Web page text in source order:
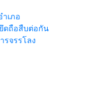
เภอ
ดถือสืบต่อกัน
รจรรโลง